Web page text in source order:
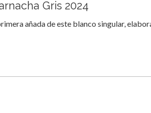
Gris 2024
añada de este blanco singular,